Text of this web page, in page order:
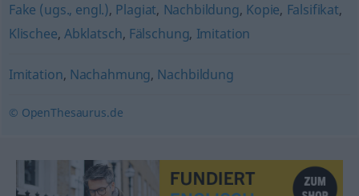
Fake (ugs., engl.), Plagiat, Nachbildung, Kopie, Falsifikat,
Klischee, Abklatsch, Fälschung, Imitation
Imitation, Nachahmung, Nachbildung
© OpenThesaurus.de